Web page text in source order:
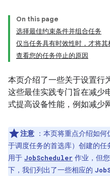
On this page
选择最佳约束条件并组合任务
仅当任务具有时效性时，才将其
查看您的任务停止的原因
本页介绍了一些关于设置行
这些最佳实践专门旨在减少
式提高设备性能，例如减少
注意 ：本页将重点介绍如何
于调度任务的首选库）创建的
用于 JobScheduler 作业，但
下，我们列出了一些相应的